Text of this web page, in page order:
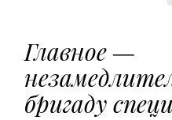
Главное —
бригаду